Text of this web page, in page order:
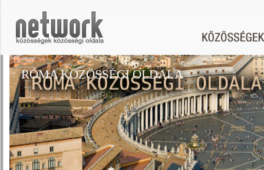
RÓMA KÖZÖSSÉGI OLDALA